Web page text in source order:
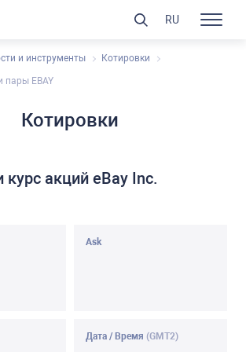
и инструменты Котировки
пары EBAY
Котировки
курс акций eBay Inc.
Ask
Дата / Время (GMT2)
RU